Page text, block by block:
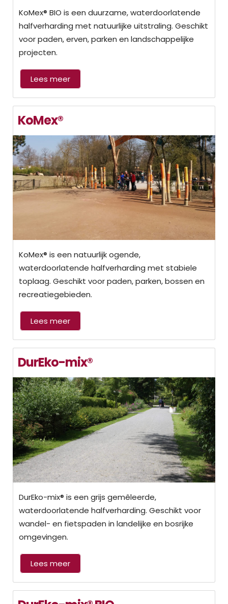
KoMex® BIO is een duurzame, waterdoorlatende
halfverharding met natuurlijke uitstraling. Geschikt
voor paden, erven, parken en landschappelijke
projecten.
Lees meer
KoMex®
KoMex® is een natuurlijk ogende,
waterdoorlatende halfverharding met stabiele
toplaag. Geschikt voor paden, parken, bossen en
recreatiegebieden.
Lees meer
DurEko-mix®
DurEko-mix® is een grijs gemêleerde,
waterdoorlatende halfverharding. Geschikt voor
wandel- en fietspaden in landelijke en bosrijke
omgevingen.
Lees meer